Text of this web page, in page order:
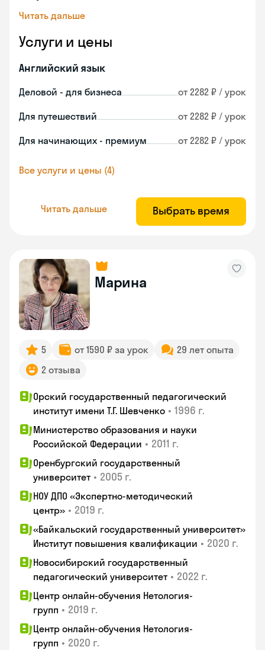
Читать дальше
Услуги и цены
Английский язык
Деловой - для бизнеса от 2282 ₽ / урок
Для путешествий от 2282 ₽ / урок
Для начинающих - премиум от 2282 ₽ / урок
Все услуги и цены (4)
Читать дальше Выбрать время
Марина
5 от 1590 ₽ за урок
29 лет опыта
2 отзыва
Орский государственный педагогический
институт имени Т.Г. Шевченко • 1996 г.
Министерство образования и науки
Российской Федерации • 2011 г.
Оренбургский государственный
университет • 2005 г.
НОУ ДПО «Экспертно-методический
центр» • 2019 г.
«Байкальский государственный университет»
Институт повышения квалификации • 2020 г.
Новосибирский государственный
педагогический университет • 2022 г.
Центр онлайн-обучения Нетология-
групп • 2019 г.
Центр онлайн-обучения Нетология-
групп • 2020 г.